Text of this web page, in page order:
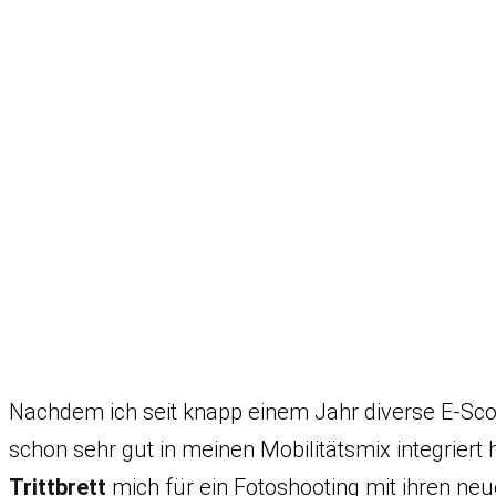
Nachdem ich seit knapp einem Jahr diverse E-
schon sehr gut in meinen Mobilitätsmix integriert
Trittbrett mich für ein Fotoshooting mit ihren